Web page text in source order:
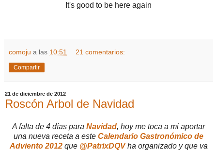
It's good to be here again
comoju a las 10:51 21 comentarios:
Compartir
21 de diciembre de 2012
Roscón Arbol de Navidad
A falta de 4 días para Navidad, hoy me toca a mi aportar
una nueva receta a este Calendario Gastronómico de
Adviento 2012que @PatrixDQVha organizado y que va